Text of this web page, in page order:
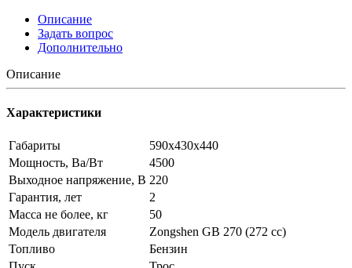
Описание
Задать вопрос
Дополнительно
Описание
Характеристики
Габариты
590х430х440
Мощность, Ва/Вт
4500
Выходное напряжение, В 220
Гарантия, лет
2
Масса не более, кг
50
Модель двигателя
Zongshen GB 270 (272 cc)
Топливо
Бензин